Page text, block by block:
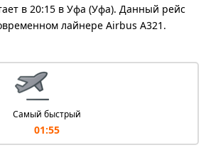
в 20:15 в Уфа (Уфа). Данный рейс
лайнере Airbus A321.
Самый быстрый
01:55